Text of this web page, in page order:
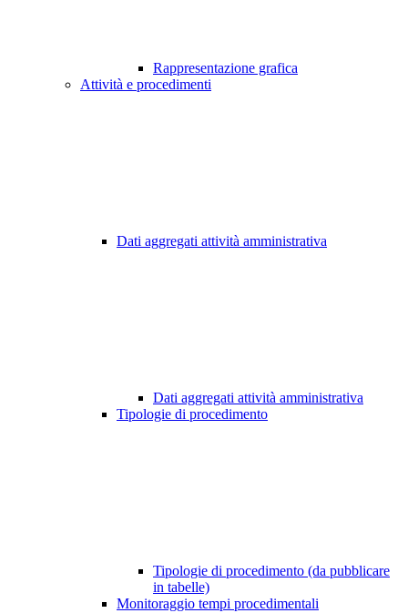
Rappresentazione grafica
Attività e procedimenti
Dati aggregati attività amministrativa
Dati aggregati attività amministrativa
Tipologie di procedimento
Tipologie di procedimento (da pubblicare
in tabelle)
Monitoraggio tempi procedimentali